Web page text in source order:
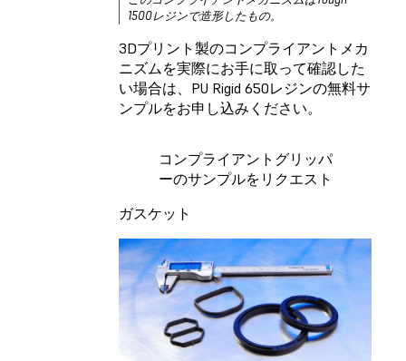
1500レジンで造形したもの。
3Dプリント製のコンプライアントメカ
ニズムを実際にお手に取って確認した
い場合は、 PU Rigid 650レジンの無料サ
ンプルをお申し込みください。
コンプライアントグリッパ
ーのサンプルをリクエスト
ガスケット